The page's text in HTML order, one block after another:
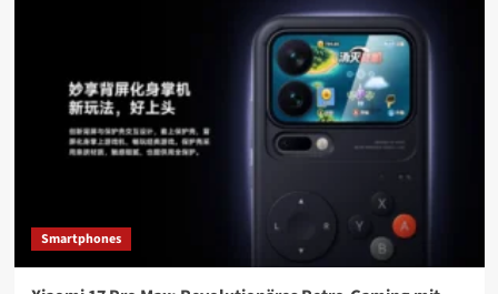
Smartphone
wird
zur
Retro-
Infos
Smartphones